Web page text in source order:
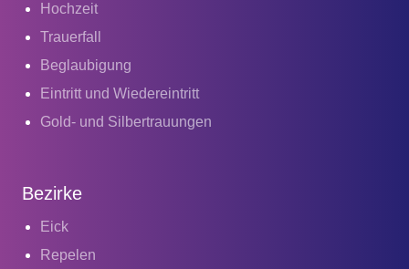
Hochzeit
Trauerfall
Beglaubigung
Eintritt und Wiedereintritt
Gold- und Silbertrauungen
Bezirke
Eick
Repelen